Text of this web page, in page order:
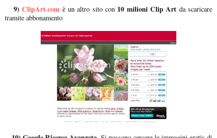
9)ClipArt.com è un altro sito con 10 milioni Clip Art da scaricare
tramite abbonamento